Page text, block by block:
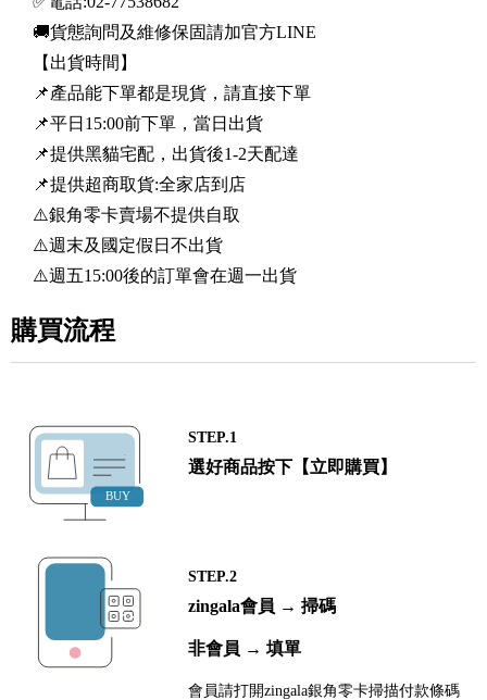
🚚貨態詢問及維修保固請加官方LINE
【出貨時間】
📌產品能下單都是現貨，請直接下單
📌平日15:00前下單，當日出貨
📌提供黑貓宅配，出貨後1-2天配達
📌提供超商取貨:全家店到店
⚠️銀角零卡賣場不提供自取
⚠️週末及國定假日不出貨
⚠️週五15:00後的訂單會在週一出貨
購買流程
STEP.1
選好商品按下【立即購買】
STEP.2
zingala會員 → 掃碼
非會員 → 填單
會員請打開zingala銀角零卡掃描付款條碼